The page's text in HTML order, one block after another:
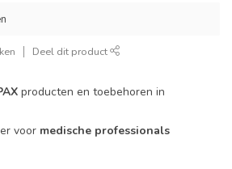
Deel dit product
producten en toebehoren in
voor medische professionals